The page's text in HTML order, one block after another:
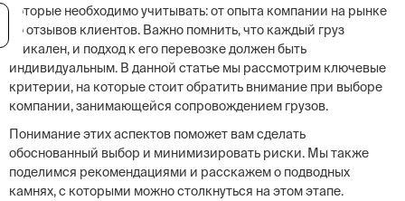
которые необходимо учитывать: от опыта компании на рынке
до отзывов клиентов. Важно помнить, что каждый груз
уникален, и подход к его перевозке должен быть
индивидуальным. В данной статье мы рассмотрим ключевые
критерии, на которые стоит обратить внимание при выборе
компании, занимающейся сопровождением грузов.
Понимание этих аспектов поможет вам сделать
обоснованный выбор и минимизировать риски. Мы также
поделимся рекомендациями и расскажем о подводных
камнях, с которыми можно столкнуться на этом этапе.